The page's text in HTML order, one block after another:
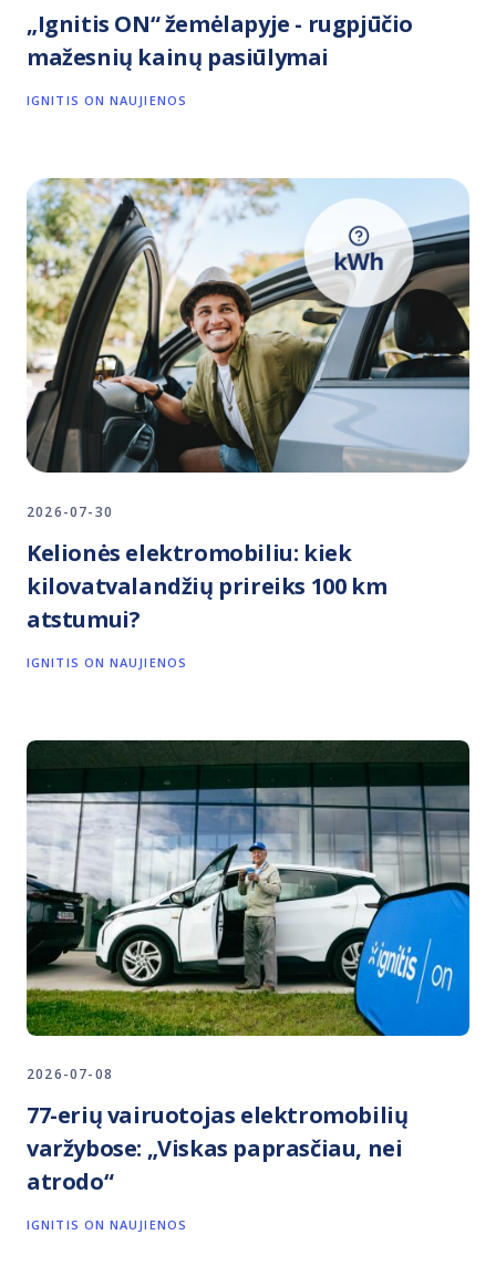
„Ignitis ON“ žemėlapyje - rugpjūčio
mažesnių kainų pasiūlymai
IGNITIS ON NAUJIENOS
2026-07-30
Kelionės elektromobiliu: kiek
kilovatvalandžių prireiks 100 km
atstumui?
IGNITIS ON NAUJIENOS
2026-07-08
77-erių vairuotojas elektromobilių
varžybose: „Viskas paprasčiau, nei
atrodo“
IGNITIS ON NAUJIENOS